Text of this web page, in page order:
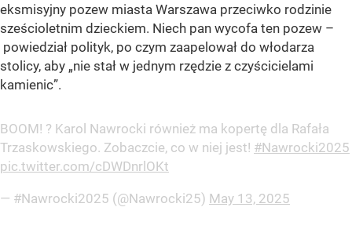
eksmisyjny pozew miasta Warszawa przeciwko rodzinie
sześcioletnim dzieckiem. Niech pan wycofa ten pozew –
powiedział polityk, po czym zaapelował do włodarza
stolicy, aby „nie stał w jednym rzędzie z czyścicielami
kamienic”.
BOOM! ? Karol Nawrocki również ma kopertę dla Rafała
Trzaskowskiego. Zobaczcie, co w niej jest! #Nawrocki2025
pic.twitter.com/cDWDnrlOKt
— #Nawrocki2025 (@Nawrocki25) May 13, 2025